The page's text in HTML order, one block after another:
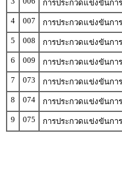
การประกวดแข่งขันกา
4
007 การประกวดแข่งขันกา
5
008 การประกวดแข่งขันกา
6
009 การประกวดแข่งขันกา
7
073 การประกวดแข่งขันกา
8
074 การประกวดแข่งขันกา
9
075 การประกวดแข่งขันกา